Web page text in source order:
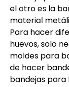
el otro es la
material
Para hacer
huevos, solo
moldes para
de hacer
bandejas